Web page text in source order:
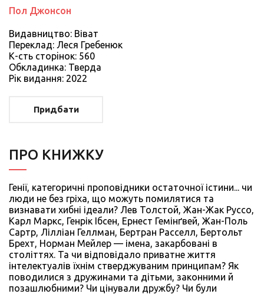
Пол Джонсон
Видавництво: Віват
Переклад: Леся Гребенюк
К-сть сторiнок: 560
Обкладинка: Тверда
Рiк видання: 2022
Придбати
ПРО КНИЖКУ
Генії, категоричні проповідники остаточної істини... чи
люди не без гріха, що можуть помилятися та
визнавати хибні ідеали? Лев Толстой, Жан-Жак Руссо,
Карл Маркс, Генрік Ібсен, Ернест Гемінґвей, Жан-Поль
Сартр, Лілліан Геллман, Бертран Расселл, Бертольт
Брехт, Норман Мейлер — імена, закарбовані в
століттях. Та чи відповідало приватне життя
інтелектуалів їхнім стверджуваним принципам? Як
поводилися з дружинами та дітьми, законними й
позашлюбними? Чи цінували дружбу? Чи були